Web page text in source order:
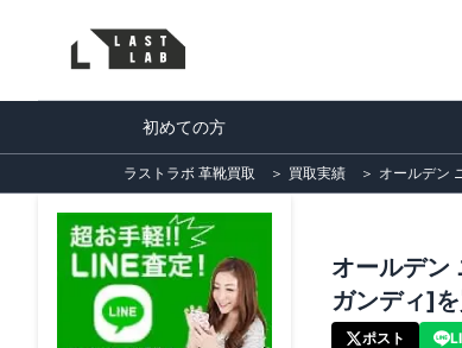
初めての方
ラストラボ 革靴買取 ＞ 買取実績 ＞ オールデン
オールデン
ガンディ]を
ポスト